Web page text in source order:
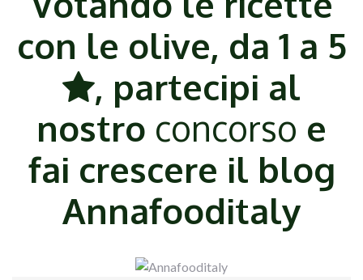
con le olive, da 1 a 5
, partecipi al
nostro concorso e
fai crescere il blog
Annafooditaly